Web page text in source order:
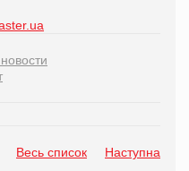
Весь список Наступна